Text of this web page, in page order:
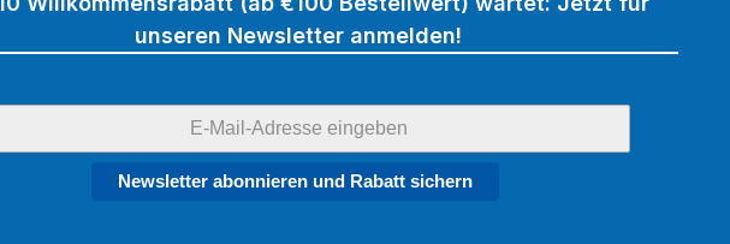
unseren Newsletter anmelden!
Newsletter abonnieren und Rabatt sichern